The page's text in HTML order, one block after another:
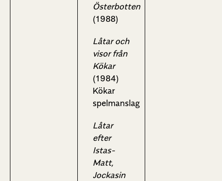
Österbotten
(1988)
Låtar och
visor från
Kökar
(1984)
Kökar
spelmanslag
Låtar
efter
Istas-
Matt,
Jockasin